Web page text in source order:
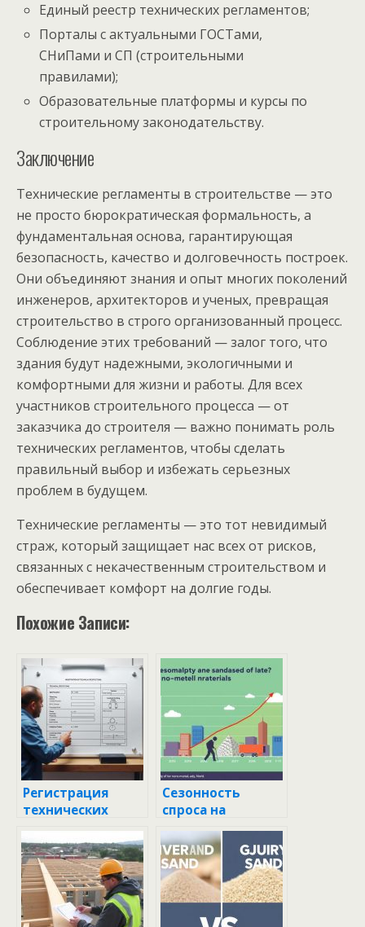
Единый реестр технических регламентов;
Порталы с актуальными ГОСТами,
СНиПами и СП (строительными
правилами);
Образовательные платформы и курсы по
строительному законодательству.
Заключение
Технические регламенты в строительстве — это
не просто бюрократическая формальность, а
фундаментальная основа, гарантирующая
безопасность, качество и долговечность построек.
Они объединяют знания и опыт многих поколений
инженеров, архитекторов и ученых, превращая
строительство в строго организованный процесс.
Соблюдение этих требований — залог того, что
здания будут надежными, экологичными и
комфортными для жизни и работы. Для всех
участников строительного процесса — от
заказчика до строителя — важно понимать роль
технических регламентов, чтобы сделать
правильный выбор и избежать серьезных
проблем в будущем.
Технические регламенты — это тот невидимый
страж, который защищает нас всех от рисков,
связанных с некачественным строительством и
обеспечивает комфорт на долгие годы.
Похожие Записи:
Регистрация
технических
условий: Почему
это важно и как
это сделать
правильно
Сезонность
спроса на
нерудные
материалы:
почему это важно
и как с этим
работать